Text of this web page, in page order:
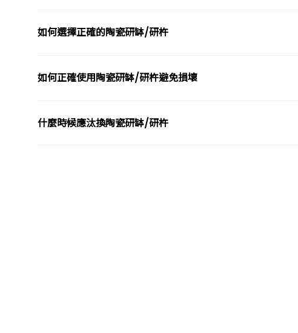
如何選擇正確的陶瓷研缽/研杵
如何正確使用陶瓷研缽/研杵避免損壞
什麼時候應汰換陶瓷研缽/研杵